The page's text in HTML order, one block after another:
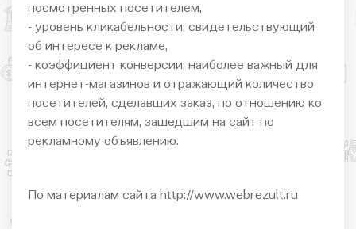
посмотренных посетителем,
- уровень кликабельности, свидетельствующий
об интересе к рекламе,
- коэффициент конверсии, наиболее важный для
интернет-магазинов и отражающий количество
посетителей, сделавших заказ, по отношению ко
всем посетителям, зашедшим на сайт по
рекламному объявлению.
По материалам сайта http://www.webrezult.ru